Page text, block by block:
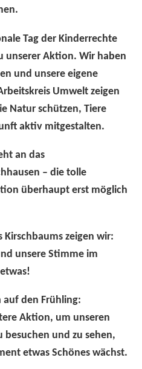
Tag der Kinderrechte
unserer Aktion. Wir haben
und unsere eigene
Umwelt zeigen
Natur schützen, Tiere
aktiv mitgestalten.
an das
– die tolle
überhaupt erst möglich
Kirschbaums zeigen wir:
unsere Stimme im
auf den Frühling:
Aktion, um unseren
besuchen und zu sehen,
etwas Schönes wächst.